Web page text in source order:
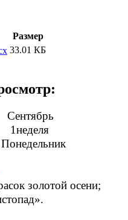
Размер
33.01 КБ
золотой осени;